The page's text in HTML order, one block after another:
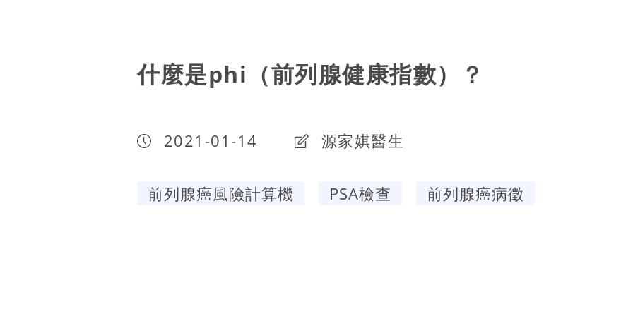
什麼是phi（前列腺健康指數）？
2021-01-14 源家娸醫生
前列腺癌風險計算機 PSA檢查 前列腺癌病徵